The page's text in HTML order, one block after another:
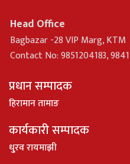
Head Office
Bagbazar -28 VIP Marg, KTM
Contact No: 9851204183,
प्रधान सम्पादक
हिरामान तामाङ
कार्यकारी सम्पादक
धु्रव रायमाझी